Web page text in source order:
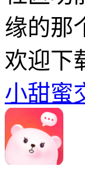
缘的那
欢迎下
小甜蜜